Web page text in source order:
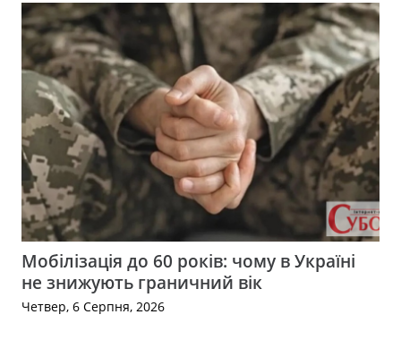
Мобілізація до 60 років: чому в Україні
не знижують граничний вік
Четвер, 6 Серпня, 2026